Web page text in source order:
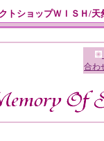
トショップＷＩＳＨ/
合わ